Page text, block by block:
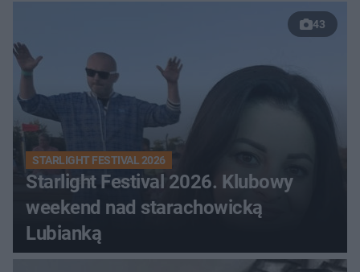
43
STARLIGHT FESTIVAL 2026
Starlight Festival 2026. Klubowy
weekend nad starachowicką
Lubianką